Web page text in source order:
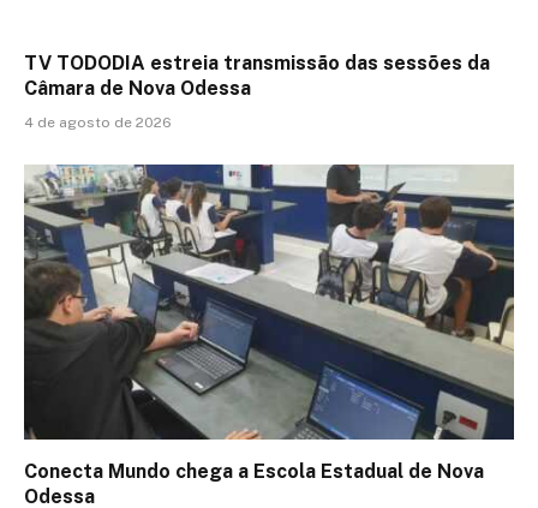
TV TODODIA estreia transmissão das sessões da
Câmara de Nova Odessa
4 de agosto de 2026
Conecta Mundo chega a Escola Estadual de Nova
Odessa